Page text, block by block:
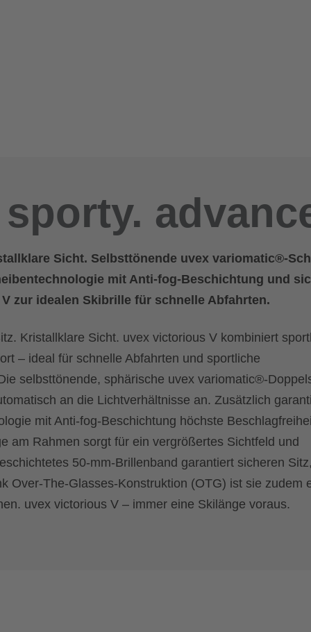
Sicht. Selbsttönende uvex variomatic®-
mit Anti-fog-Beschichtung und
zur idealen Skibrille für schnelle Abfahrten.
Kristallklare Sicht. uvex victorious V kombiniert
– ideal für schnelle Abfahrten und sportliche
selbsttönende, sphärische uvex variomatic®-
an die Lichtverhältnisse an. Zusätzlich
mit Anti-fog-Beschichtung höchste
am Rahmen sorgt für ein vergrößertes Sichtfeld und
50-mm-Brillenband garantiert sicheren
Over-The-Glasses-Konstruktion (OTG) ist sie zudem
uvex victorious V – immer eine Skilänge voraus.